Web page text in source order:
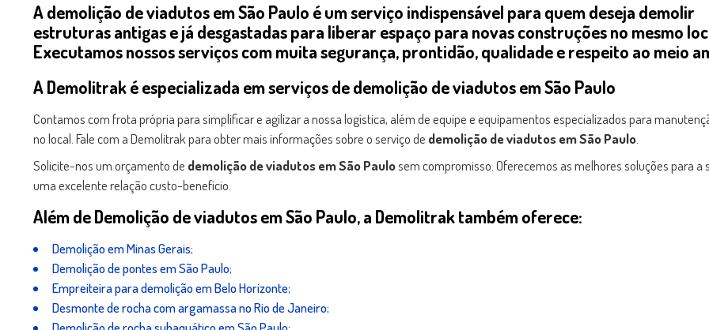
Ademolição de viadutos em São Paulo é um serviço indispensável para quem deseja demolir
estruturas antigas e já desgastadas para liberar espaço para novas construções no mesmo
Executamos nossos serviços com muita segurança, prontidão, qualidade e respeito ao meio
A Demolitrak é especializada em serviços dedemolição de viadutos em São Paulo
Contamos com frota própria para simplificar e agilizar a nossa logística, além de equipe e equipamentos especializados para
no local. Fale com a Demolitrak para obter mais informações sobre o serviço de demolição de viadutos em São Paulo
Solicite-nos um orçamento de demolição de viadutos em São Paulosem compromisso. Oferecemos as melhores soluções para a
uma excelente relação custo-benefício.
Além de Demolição de viadutos em São Paulo, a Demolitrak também oferece:
Demolição em Minas Gerais;
Demolição de pontes em São Paulo;
Empreiteira para demolição em Belo Horizonte;
Desmonte de rocha com argamassa no Rio de Janeiro;